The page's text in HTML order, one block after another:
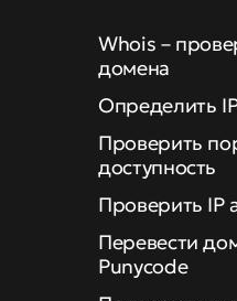
Whois –
домена
Определить
Проверить
доступность
Проверить IP
Перевести
Punycode